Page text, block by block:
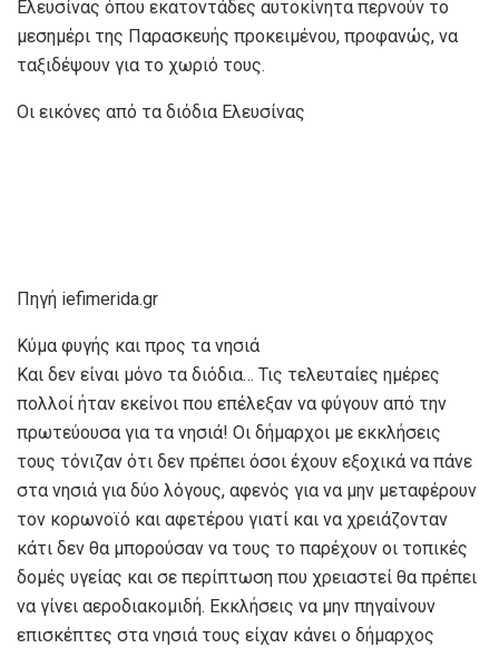
Ελευσίνας όπου εκατοντάδες αυτοκίνητα περνούν το
μεσημέρι της Παρασκευής προκειμένου, προφανώς, να
ταξιδέψουν για το χωριό τους.
Οι εικόνες από τα διόδια Ελευσίνας
Πηγή iefimerida.gr
Κύμα φυγής και προς τα νησιά
Και δεν είναι μόνο τα διόδια… Τις τελευταίες ημέρες
πολλοί ήταν εκείνοι που επέλεξαν να φύγουν από την
πρωτεύουσα για τα νησιά! Οι δήμαρχοι με εκκλήσεις
τους τόνιζαν ότι δεν πρέπει όσοι έχουν εξοχικά να πάνε
στα νησιά για δύο λόγους, αφενός για να μην μεταφέρουν
τον κορωνοϊό και αφετέρου γιατί και να χρειάζονταν
κάτι δεν θα μπορούσαν να τους το παρέχουν οι τοπικές
δομές υγείας και σε περίπτωση που χρειαστεί θα πρέπει
να γίνει αεροδιακομιδή. Εκκλήσεις να μην πηγαίνουν
επισκέπτες στα νησιά τους είχαν κάνει ο δήμαρχος